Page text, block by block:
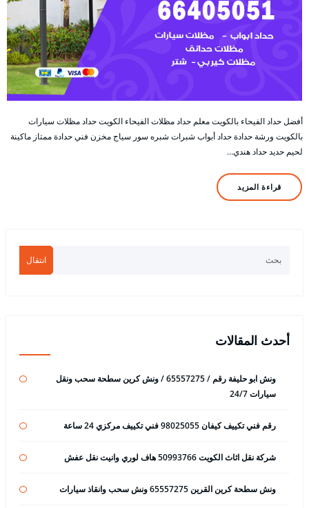
أفضل حداد الفيحاء بالكويت معلم حداد مظلات الفيحاء الكويت حداد مظلات سيارات
بالكويت ورشة حدادة حداد أبواب شبرات شبره سور سياج مخزن فني حدادة ممتاز ماكينة
لحيم حديد حداد هندي…
قراءة المزيد
انتقال
أحدث المقالات
ونش ابو حليفة رقم / 65557275 / ونش كرين سطحة سحب ونقل
سيارات 24/7
رقم فني تكييف كيفان 98025055 فني تكييف مركزي 24 ساعة
شركة نقل اثاث الكويت 50993766 هاف لوري وانيت نقل عفش
ونش سطحة كرين القرين 65557275 ونش سحب وانقاذ سيارات